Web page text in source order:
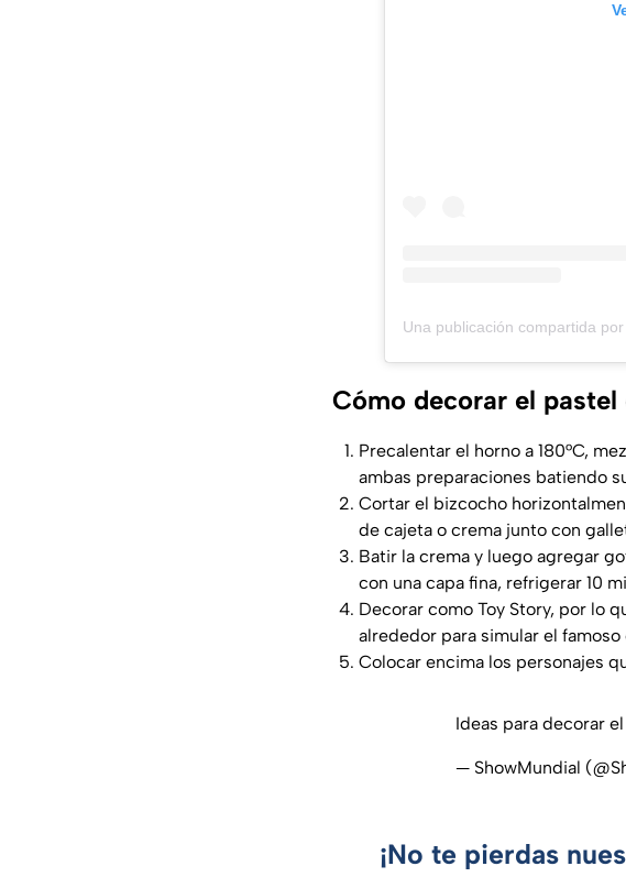
Cómo decorar el pastel
Precalentar el horno a 180°C,
ambas preparaciones batiendo
Cortar el bizcocho
de cajeta o crema junto con
Batir la crema y luego agregar
con una capa fina, refrigerar 10
Decorar como Toy Story, por lo
alrededor para simular el
Colocar encima los personajes
Ideas para decorar
— ShowMundial
¡No te pierdas